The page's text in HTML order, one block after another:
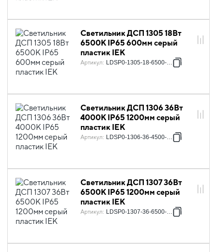
Светильник ДСП 1305 18Вт
6500К IP65 600мм серый
пластик IEK
Артикул: LDSP0-1305-18-6500-K01
Светильник ДСП 1306 36Вт
4000К IP65 1200мм серый
пластик IEK
Артикул: LDSP0-1306-36-4500-K01
Светильник ДСП 1307 36Вт
6500К IP65 1200мм серый
пластик IEK
Артикул: LDSP0-1307-36-6500-K01